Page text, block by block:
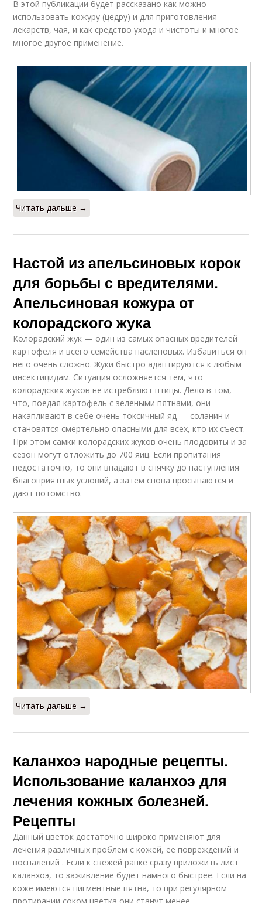
В этой публикации будет рассказано как можно
использовать кожуру (цедру) и для приготовления
лекарств, чая, и как средство ухода и чистоты и многое
многое другое применение.
Читать дальше →
Настой из апельсиновых корок
для борьбы с вредителями.
Апельсиновая кожура от
колорадского жука
Колорадский жук — один из самых опасных вредителей
картофеля и всего семейства пасленовых. Избавиться он
него очень сложно. Жуки быстро адаптируются к любым
инсектицидам. Ситуация осложняется тем, что
колорадских жуков не истребляют птицы. Дело в том,
что, поедая картофель с зелеными пятнами, они
накапливают в себе очень токсичный яд — соланин и
становятся смертельно опасными для всех, кто их съест.
При этом самки колорадских жуков очень плодовиты и за
сезон могут отложить до 700 яиц. Если пропитания
недостаточно, то они впадают в спячку до наступления
благоприятных условий, а затем снова просыпаются и
дают потомство.
Читать дальше →
Каланхоэ народные рецепты.
Использование каланхоэ для
лечения кожных болезней.
Рецепты
Данный цветок достаточно широко применяют для
лечения различных проблем с кожей, ее повреждений и
воспалений . Если к свежей ранке сразу приложить лист
каланхоэ, то заживление будет намного быстрее. Если на
коже имеются пигментные пятна, то при регулярном
протирании соком цветка они станут менее